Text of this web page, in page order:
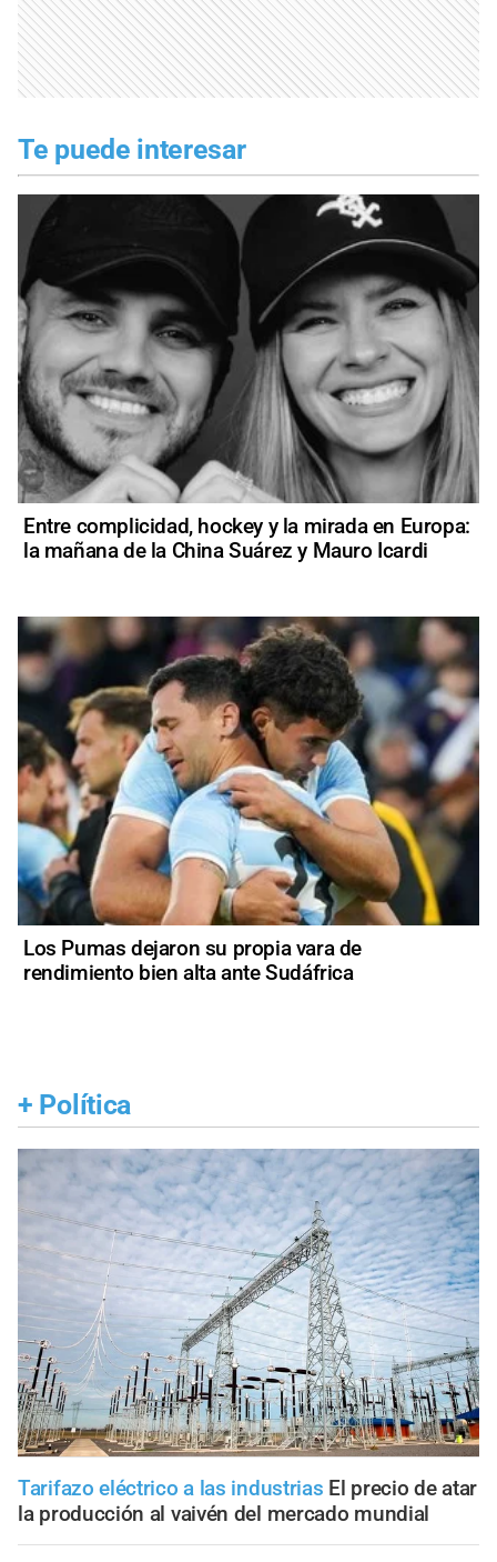
Te puede interesar
Entre complicidad, hockey y la mirada en Europa:
la mañana de la China Suárez y Mauro Icardi
Los Pumas dejaron su propia vara de
rendimiento bien alta ante Sudáfrica
+ Política
Tarifazo eléctrico a las industrias El precio de atar
la producción al vaivén del mercado mundial